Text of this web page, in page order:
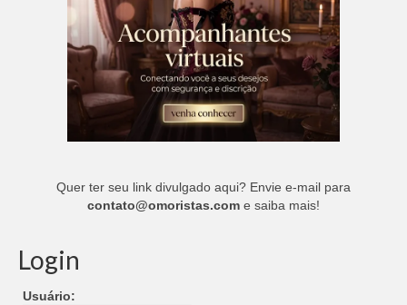
Quer ter seu link divulgado aqui? Envie e-mail para
contato@omoristas.com e saiba mais!
Login
Usuário: